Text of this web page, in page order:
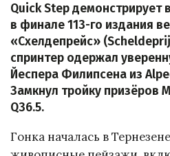
Quick Step демонстрирует
в финале 113-го издания
«Схелдепрейс»
спринтер одержал
Йеспера Филипсена из
Замкнул тройку призёров
Q36.5.
Гонка началась в